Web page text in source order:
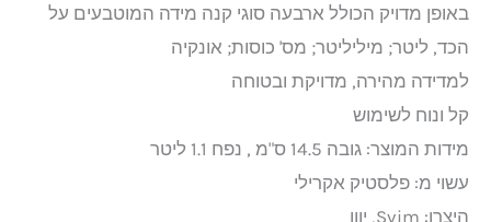
באופן מדויק הכולל ארבעה סוגי קנה מידה המוטבעים על
הכד, ליטר; מיליליטר; מס' כוסות; אונקיה
למדידה מהירה, מדויקת ובטוחה
קל ונוח לשימוש
מידות המוצר: גובה 14.5 ס"מ , נפח 1.1 ליטר
עשוי מ: פלסטיק אקרילי
היצרן: Svim, יוון